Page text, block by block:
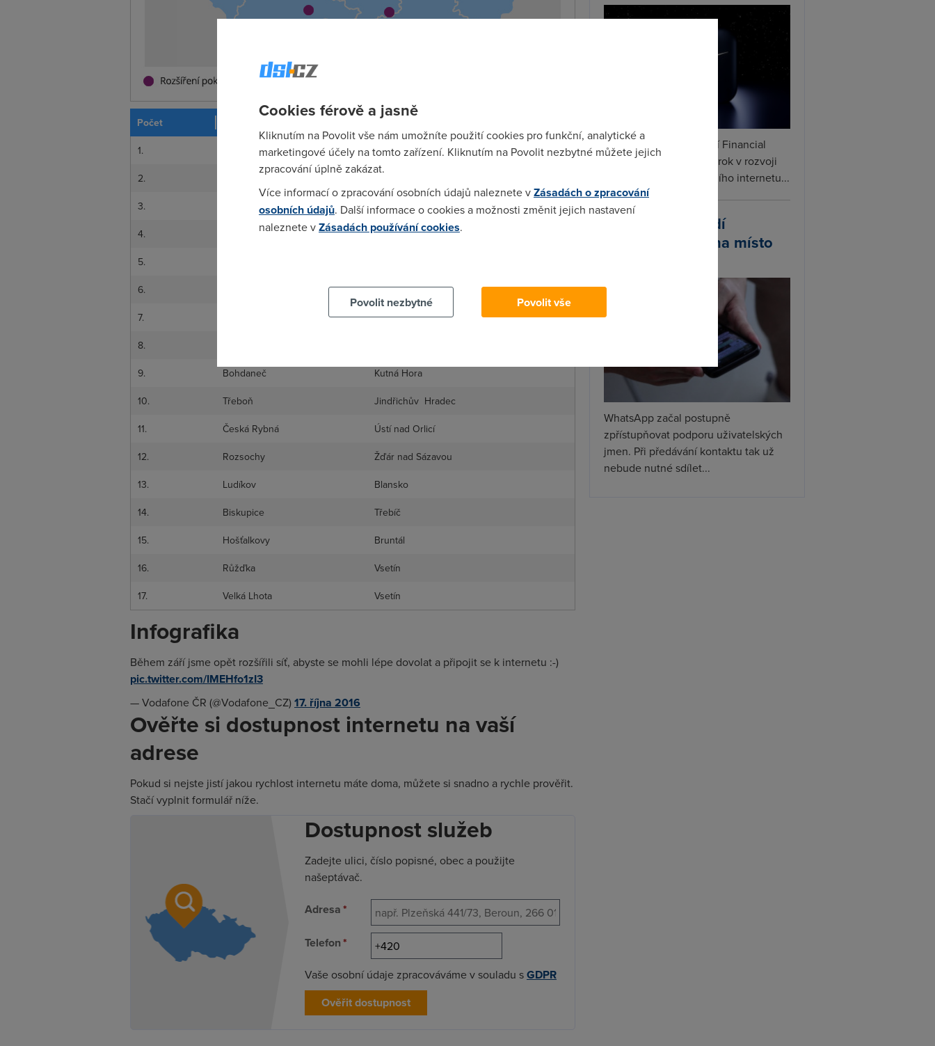
Počet
Okres
1.
Cheb
2.
3.
Kamenice
Příbram
4.
Neveklov
Benešov
5.
6.
Benešov
7.
Benešov
8.
9.
Bohdaneč
Kutná Hora
10.
Třeboň
Jindřichův Hradec
11.
Česká Rybná
Ústí nad Orlicí
12.
Rozsochy
Žďár nad Sázavou
13.
Ludíkov
Blansko
14.
Biskupice
Třebíč
15.
Hošťalkovy
Bruntál
16.
Růžďka
Vsetín
17.
Velká Lhota Vsetín
Infografika
Během září jsme opět rozšířili síť, abyste se mohli lépe dovolat a připojit se k internetu :-)
pic.twitter.com/IMEHfo1zI3
— Vodafone ČR (@Vodafone_CZ) 17. října 2016
Ověřte si dostupnost internetu na vaší
adrese
Pokud si nejste jistí jakou rychlost internetu máte doma, můžete si snadno a rychle prověřit.
Stačí vyplnit formulář níže.
Dostupnost služeb
Zadejte ulici, číslo popisné, obec a použijte
našeptávač.
Adresa*
Telefon*
Vaše osobní údaje zpracováváme v souladu sGDPR
Ověřit dostupnost
SpaceX podle informací Financial
Times připravuje další krok v rozvoji
Starlinku. Vedle satelitního internetu...
WhatsApp zavádí
uživatelská jména místo
WhatsApp začal postupně
zpřístupňovat podporu uživatelských
jmen. Při předávání kontaktu tak už
nebude nutné sdílet...
Cookies férově a jasně
Kliknutím na Povolit vše nám umožníte použití cookies pro funkční, analytické a
marketingové účely na tomto zařízení. Kliknutím na Povolit nezbytné můžete jejich
zpracování úplně zakázat.
Více informací o zpracování osobních údajů naleznete vZásadách o zpracování
osobních údajů. Další informace o cookies a možnosti změnit jejich nastavení
naleznete vZásadách používání cookies.
Povolit nezbytné
Povolit vše